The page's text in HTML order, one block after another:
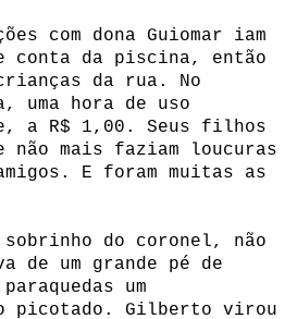
com dona Guiomar iam
conta da piscina, então
da rua. No
uma hora de uso
a R$ 1,00. Seus filhos
não mais faziam loucuras
E foram muitas as
do coronel, não
de um grande pé de
um
picotado. Gilberto virou